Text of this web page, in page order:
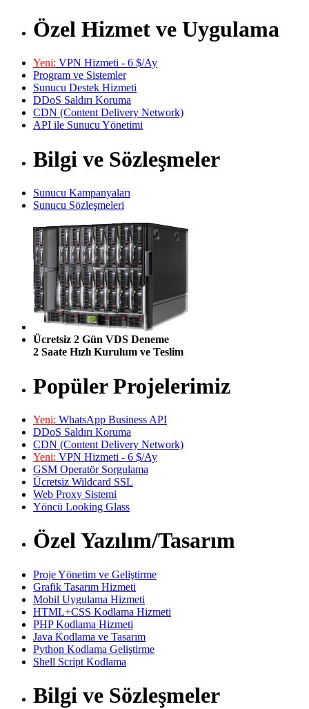
Özel Hizmet ve Uygulama
Yeni: VPN Hizmeti - 6 $/Ay
Program ve Sistemler
Sunucu Destek Hizmeti
DDoS Saldırı Koruma
CDN (Content Delivery Network)
API ile Sunucu Yönetimi
Bilgi ve Sözleşmeler
Sunucu Kampanyaları
Sunucu Sözleşmeleri
Ücretsiz 2 Gün VDS Deneme
2 Saate Hızlı Kurulum ve Teslim
Popüler Projelerimiz
Yeni: WhatsApp Business API
DDoS Saldırı Koruma
CDN (Content Delivery Network)
Yeni: VPN Hizmeti - 6 $/Ay
GSM Operatör Sorgulama
Ücretsiz Wildcard SSL
Web Proxy Sistemi
Yöncü Looking Glass
Özel Yazılım/Tasarım
Proje Yönetim ve Geliştirme
Grafik Tasarım Hizmeti
Mobil Uygulama Hizmeti
HTML+CSS Kodlama Hizmeti
PHP Kodlama Hizmeti
Java Kodlama ve Tasarım
Python Kodlama Geliştirme
Shell Script Kodlama
Bilgi ve Sözleşmeler